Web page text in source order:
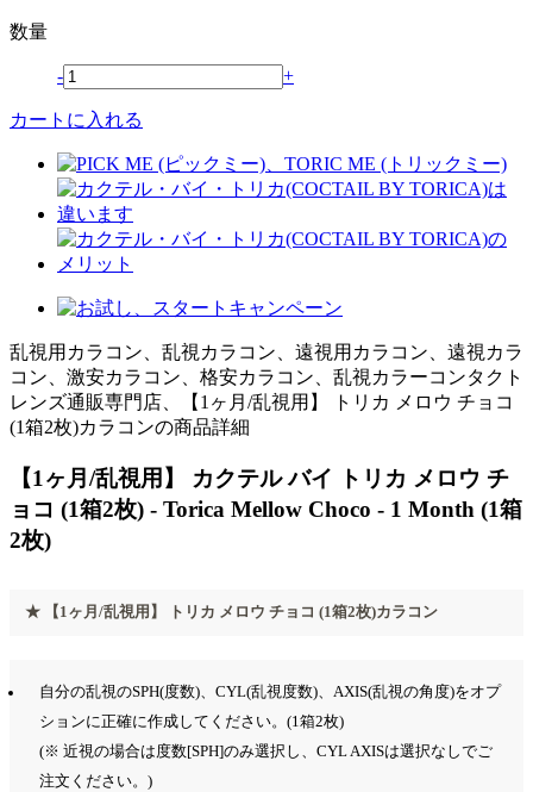
数量
- +
カートに入れる
乱視用カラコン、乱視カラコン、遠視用カラコン、遠視カラ
コン、激安カラコン、格安カラコン、乱視カラーコンタクト
レンズ通販専門店、【1ヶ月/乱視用】 トリカ メロウ チョコ
(1箱2枚)カラコンの商品詳細
【1ヶ月/乱視用】 カクテル バイ トリカ メロウ チ
ョコ (1箱2枚) - Torica Mellow Choco - 1 Month (1箱
2枚)
★ 【1ヶ月/乱視用】 トリカ メロウ チョコ (1箱2枚)カラコン
自分の乱視のSPH(度数)、CYL(乱視度数)、AXIS(乱視の角度)をオプ
ションに正確に作成してください。(1箱2枚)
(※ 近視の場合は度数[SPH]のみ選択し、CYL AXISは選択なしでご
注文ください。)